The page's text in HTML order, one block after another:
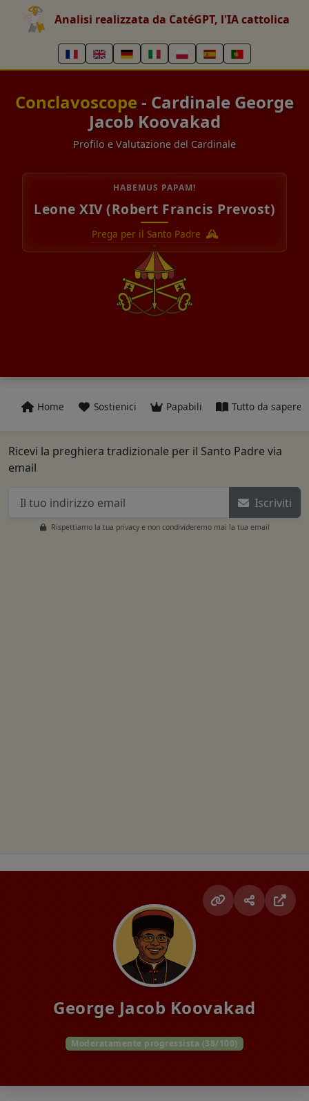
Analisi realizzata da CatéGPT, l'IA cattolica
Conclavoscope - Cardinale George
Jacob Koovakad
Profilo e Valutazione del Cardinale
HABEMUS PAPAM!
Leone XIV (Robert Francis Prevost)
Prega per il Santo Padre
Home Sostienici Papabili Tutto da sapere
Ricevi la preghiera tradizionale per il Santo Padre via
email
Iscriviti
Rispettiamo la tua privacy e non condivideremo mai la tua email
George Jacob Koovakad
Moderatamente progressista (38/100)